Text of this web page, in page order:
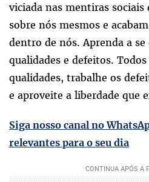
viciada nas mentiras
sobre nós mesmos e
dentro de nós. Aprenda a se
qualidades e defeitos.
qualidades, trabalhe os
e aproveite a liberdade que
Siga nosso canal no
relevantes para o seu dia